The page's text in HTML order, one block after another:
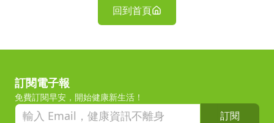
回到首頁
訂閱電子報
免費訂閱早安，開始健康新生活！
訂閱